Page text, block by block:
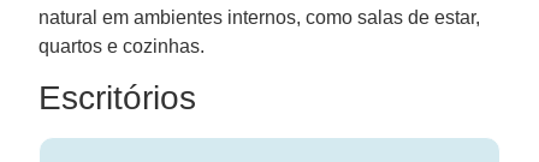
natural em ambientes internos, como salas de estar,
quartos e cozinhas.
Escritórios